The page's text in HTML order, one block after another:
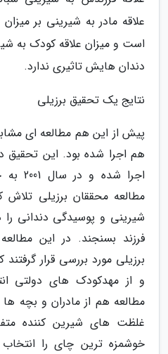
علاقه مادر به شیرینی بر
است و میزان علاقه کودک به
دندان هایش تاثیری ندارد.
نتایج یک تحقیق برزیلی
پیش از این هم مطالعه ای
اجرا
مطالعه محققان برزیلی تلاش
شیرینی و پوسیدگی دندانی را
و از مهدکودک های دولتی
مطالعه هم از مادران و بچه
غلظت های شیرین کننده
خوشمزه ترین چای را